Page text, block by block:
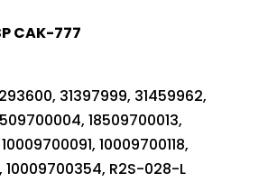
CAK-777
31397999, 31459962,
18509700013,
10009700118,
10009700354, R2S-028-L